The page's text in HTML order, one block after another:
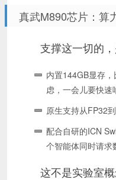
真武M890芯片：算
支撑这一切的
内置144GB显存
虑，一会儿要快速
原生支持从FP32
配合自研的ICN
个智能体同时请求
这不是实验室